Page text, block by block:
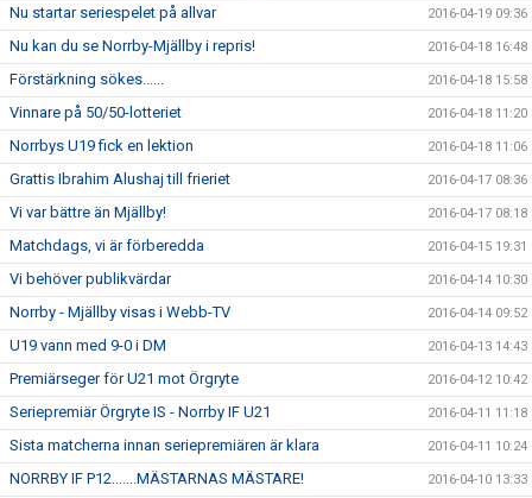
Nu startar seriespelet på allvar 2016-04-19 09:36
Nu kan du se Norrby-Mjällby i repris! 2016-04-18 16:48
Förstärkning sökes...... 2016-04-18 15:58
Vinnare på 50/50-lotteriet 2016-04-18 11:20
Norrbys U19 fick en lektion 2016-04-18 11:06
Grattis Ibrahim Alushaj till frieriet 2016-04-17 08:36
Vi var bättre än Mjällby! 2016-04-17 08:18
Matchdags, vi är förberedda 2016-04-15 19:31
Vi behöver publikvärdar 2016-04-14 10:30
Norrby - Mjällby visas i Webb-TV 2016-04-14 09:52
U19 vann med 9-0 i DM 2016-04-13 14:43
Premiärseger för U21 mot Örgryte 2016-04-12 10:42
Seriepremiär Örgryte IS - Norrby IF U21 2016-04-11 11:18
Sista matcherna innan seriepremiären är klara 2016-04-11 10:24
NORRBY IF P12.......MÄSTARNAS MÄSTARE! 2016-04-10 13:33